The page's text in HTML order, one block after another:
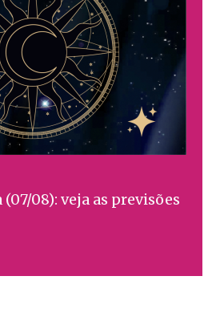
08): veja as previsões